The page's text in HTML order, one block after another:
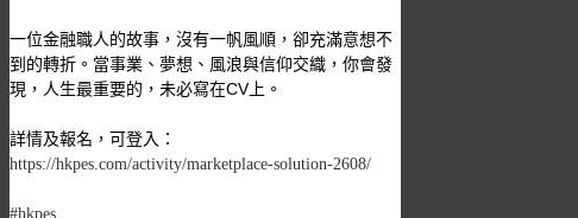
一位金融職人的故事，沒有一帆風順，卻充滿意想不
到的轉折。當事業、夢想、風浪與信仰交織，你會發
現，人生最重要的，未必寫在CV上。
詳情及報名，可登入：
https://hkpes.com/activity/marketplace-solution-2608/
#hkpes